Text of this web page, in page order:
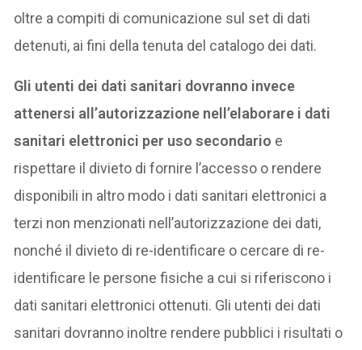
oltre a compiti di comunicazione sul set di dati
detenuti, ai fini della tenuta del catalogo dei dati.
Gli utenti dei dati sanitari dovranno invece
attenersi all’autorizzazione nell’elaborare i dati
sanitari elettronici per uso secondario e
rispettare il divieto di fornire l’accesso o rendere
disponibili in altro modo i dati sanitari elettronici a
terzi non menzionati nell’autorizzazione dei dati,
nonché il divieto di re-identificare o cercare di re-
identificare le persone fisiche a cui si riferiscono i
dati sanitari elettronici ottenuti. Gli utenti dei dati
sanitari dovranno inoltre rendere pubblici i risultati o